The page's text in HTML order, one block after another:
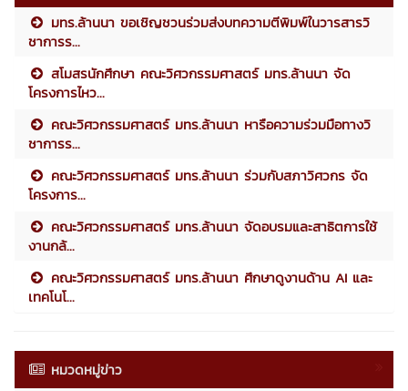
มทร.ล้านนา ขอเชิญชวนร่วมส่งบทความตีพิมพ์ในวารสารวิ
ชาการร...
สโมสรนักศึกษา คณะวิศวกรรมศาสตร์ มทร.ล้านนา จัด
โครงการไหว...
คณะวิศวกรรมศาสตร์ มทร.ล้านนา หารือความร่วมมือทางวิ
ชาการร...
คณะวิศวกรรมศาสตร์ มทร.ล้านนา ร่วมกับสภาวิศวกร จัด
โครงการ...
คณะวิศวกรรมศาสตร์ มทร.ล้านนา จัดอบรมและสาธิตการใช้
งานกล้...
คณะวิศวกรรมศาสตร์ มทร.ล้านนา ศึกษาดูงานด้าน AI และ
เทคโนโ...
หมวดหมู่ข่าว